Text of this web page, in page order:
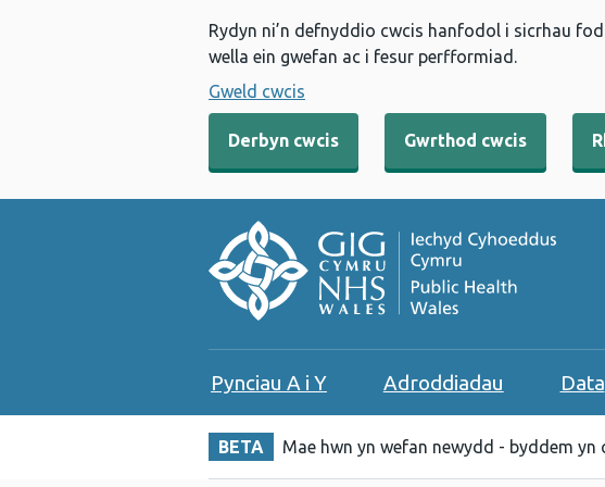
Rydyn ni’n defnyddio cwcis hanfodol i sicrhau
wella ein gwefan ac i fesur perfformiad.
Gweld cwcis
Derbyn cwcis Gwrthod cwcis
Pynciau A i Y Adroddiadau Data
BETA Mae hwn yn wefan newydd - byddem yn